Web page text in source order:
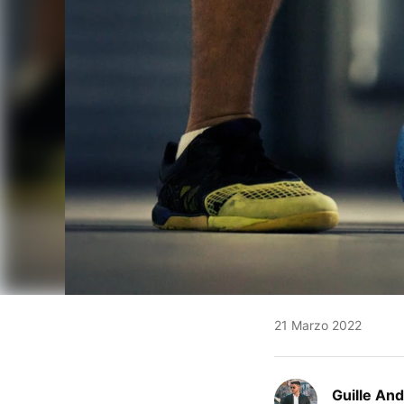
21 Marzo 2022
Guille